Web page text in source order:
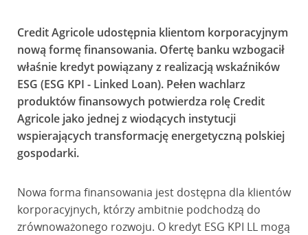
Credit Agricole udostępnia klientom korporacyjnym
nową formę finansowania. Ofertę banku wzbogacił
właśnie kredyt powiązany z realizacją wskaźników
ESG (ESG KPI - Linked Loan). Pełen wachlarz
produktów finansowych potwierdza rolę Credit
Agricole jako jednej z wiodących instytucji
wspierających transformację energetyczną polskiej
gospodarki.
Nowa forma finansowania jest dostępna dla klientów
korporacyjnych, którzy ambitnie podchodzą do
zrównoważonego rozwoju. O kredyt ESG KPI LL mogą